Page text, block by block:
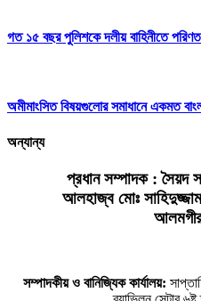
গত ১৫ বছর পুলিশকে দলীয় বাহিনীতে
অমীমাংসিত বিষয়গুলোর সমাধানে একমত
অন্যান্য
প্রধান সম্পাদক :
আলহাজ্ব মোঃ
সম্পাদকীয় ও বানিজ্যিক কার্যালয়: